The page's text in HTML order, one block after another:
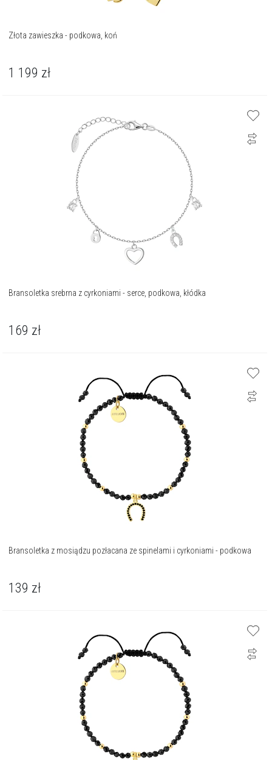
Złota zawieszka - podkowa, koń
1 199 zł
Bransoletka srebrna z cyrkoniami - serce, podkowa, kłódka
169 zł
Bransoletka z mosiądzu pozłacana ze spinelami i cyrkoniami - podkowa
139 zł